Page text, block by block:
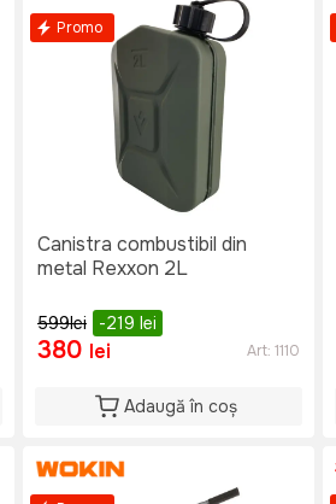
Promo
Canistra combustibil din
metal Rexxon 2L
599lei -219 lei
380 lei Art: 1110
Adaugă în coș